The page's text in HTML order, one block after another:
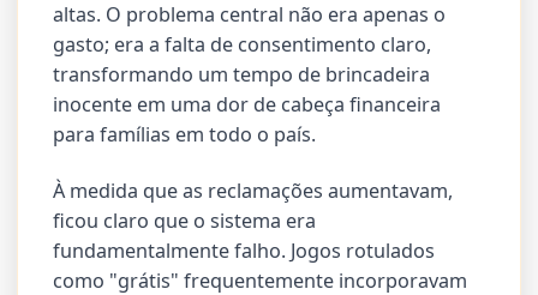
altas. O problema central não era apenas o
gasto; era a falta de consentimento claro,
transformando um tempo de brincadeira
inocente em uma dor de cabeça financeira
para famílias em todo o país.
À medida que as reclamações aumentavam,
ficou claro que o sistema era
fundamentalmente falho. Jogos rotulados
como "grátis" frequentemente incorporavam